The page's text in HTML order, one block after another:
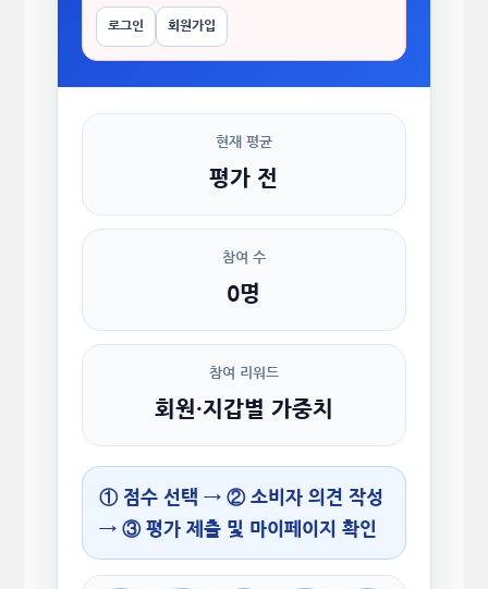
로그인 회원가입
현재 평균
평가 전
참여 수
0명
참여 리워드
회원·지갑별 가중치
① 점수 선택 → ② 소비자 의견 작성
→ ③ 평가 제출 및 마이페이지 확인